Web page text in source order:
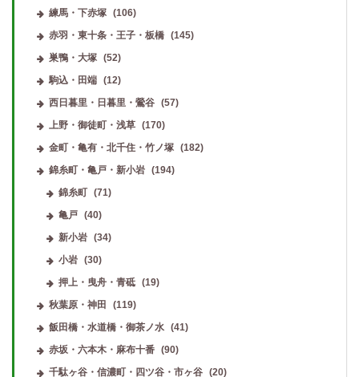
練馬・下赤塚
(106)
赤羽・東十条・王子・板橋
(145)
巣鴨・大塚
(52)
駒込・田端
(12)
西日暮里・日暮里・鶯谷
(57)
上野・御徒町・浅草
(170)
金町・亀有・北千住・竹ノ塚
(182)
錦糸町・亀戸・新小岩
(194)
錦糸町 (71)
亀戸 (40)
新小岩 (34)
小岩 (30)
押上・曳舟・青砥 (19)
秋葉原・神田
(119)
飯田橋・水道橋・御茶ノ水
(41)
赤坂・六本木・麻布十番
(90)
千駄ヶ谷・信濃町・四ツ谷・市ヶ谷
(20)